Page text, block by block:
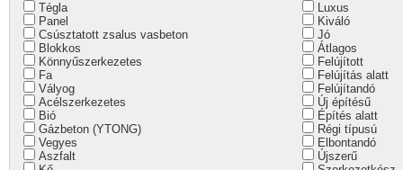
Tégla
Panel
Csúsztatott zsalus vasbeton
Blokkos
Könnyűszerkezetes
Fa
Vályog
Acélszerkezetes
Bió
Gázbeton (YTONG)
Vegyes
Aszfalt
Luxus
Kiváló
Jó
Átlagos
Felújított
Felújítás alatt
Felújítandó
Új építésű
Építés alatt
Régi típusú
Elbontandó
Újszerű